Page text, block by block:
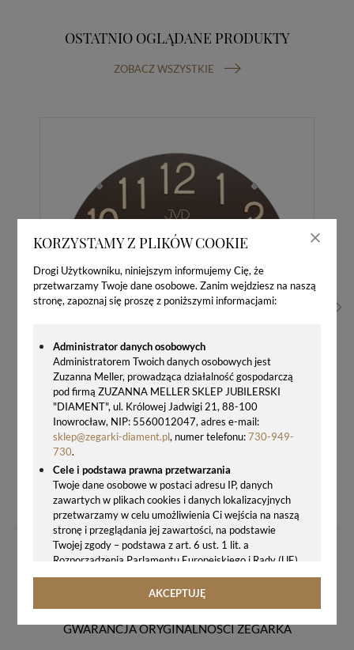
KORZYSTAMY Z PLIKÓW COOKIE
Drogi Użytkowniku, niniejszym informujemy Cię, że
przetwarzamy Twoje dane osobowe. Zanim wejdziesz na naszą
stronę, zapoznaj się proszę z poniższymi informacjami:
Administrator danych osobowych
Administratorem Twoich danych osobowych jest
Zuzanna Meller, prowadząca działalność gospodarczą
pod firmą ZUZANNA MELLER SKLEP JUBILERSKI
"DIAMENT", ul. Królowej Jadwigi 21, 88-100
Inowrocław, NIP: 5560012047, adres e-mail:
sklep@zegarki-diament.pl, numer telefonu:730-949-
730.
Cele i podstawa prawna przetwarzania
Twoje dane osobowe w postaci adresu IP, danych
zawartych w plikach cookies i danych lokalizacyjnych
przetwarzamy w celu umożliwienia Ci wejścia na naszą
stronę i przeglądania jej zawartości, na podstawie
Twojej zgody – podstawa z art. 6 ust. 1 lit. a
Rozporządzenia Parlamentu Europejskiego i Rady (UE)
2016/679 z 27.04.2016 r. w sprawie ochrony osób
fizycznych w związku z przetwarzaniem danych
rozporządzenie o ochronie danych, tj. RODO).
AKCEPTUJĘ
OSTATNIO OGLĄDANE PRODUKTY
ZOBACZ WSZYSTKIE
215,00 zł
GWARANCJA ORYGINALNOŚCI ZEGARKA